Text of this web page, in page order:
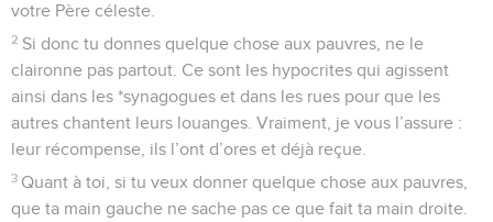
votre Père céleste.
2 Si donc tu donnes quelque chose aux pauvres, ne le
claironne pas partout. Ce sont les hypocrites qui agissent
ainsi dans les *synagogues et dans les rues pour que les
autres chantent leurs louanges. Vraiment, je vous l’assure :
leur récompense, ils l’ont d’ores et déjà reçue.
3 Quant à toi, si tu veux donner quelque chose aux pauvres,
que ta main gauche ne sache pas ce que fait ta main droite.